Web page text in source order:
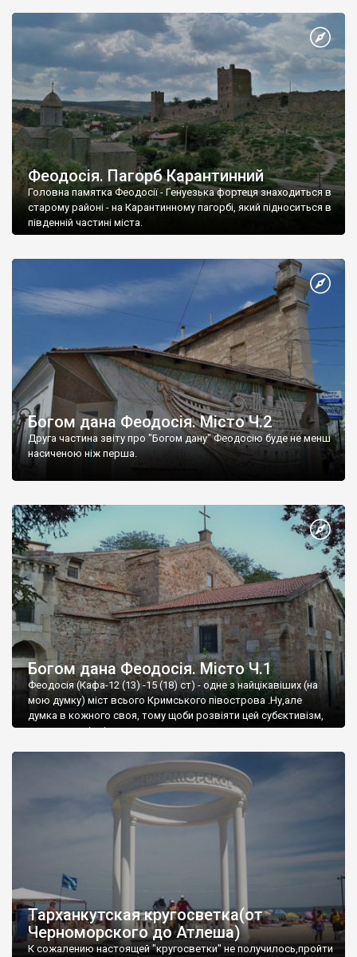
Феодосія. Пагорб Карантинний
Головна памятка Феодосії - Генуезька фортеця знаходиться в
старому районі - на Карантинному пагорбі, який підноситься в
південній частині міста.
Богом дана Феодосія. Місто Ч.2
Друга частина звіту про "Богом дану" Феодосію буде не менш
насиченою ніж перша.
Богом дана Феодосія. Місто Ч.1
Феодосія (Кафа-12 (13) -15 (18) ст) - одне з найцікавіших (на
мою думку) міст всього Кримського півострова .Ну,але
думка в кожного своя, тому щоби розвіяти цей субєктивізм,
запрошую відвідати це
Тарханкутская кругосветка(от
Черноморского до Атлеша)
К сожалению настоящей "кругосветки" не получилось,пройти